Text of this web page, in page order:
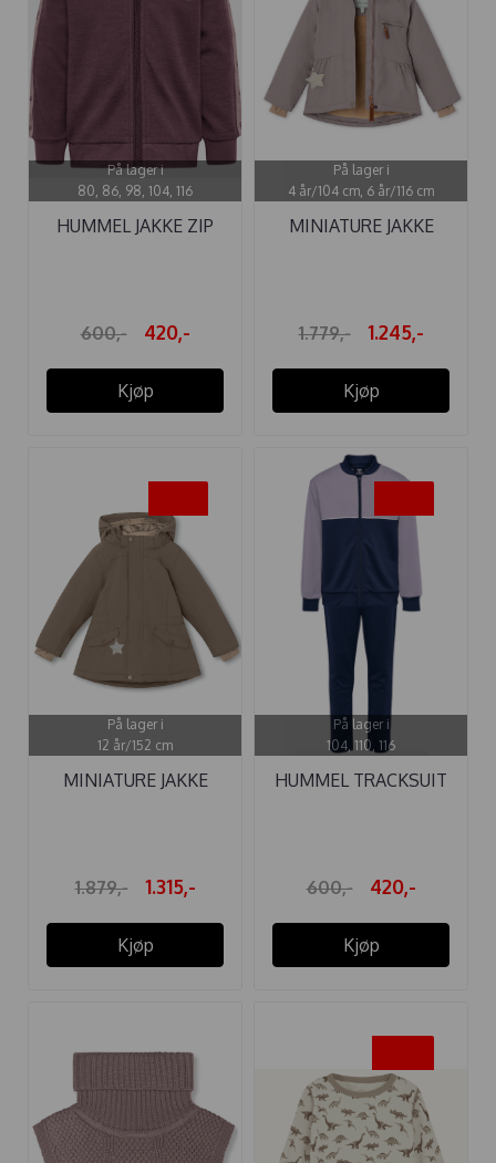
På lager i
80, 86, 98, 104, 116
HUMMEL JAKKE ZIP
600,- 420,-
Kjøp
På lager i
4 år/104 cm, 6 år/116 cm
MINIATURE JAKKE
1.779,- 1.245,-
Kjøp
På lager i
12 år/152 cm
MINIATURE JAKKE
1.879,- 1.315,-
Kjøp
På lager i
104, 110, 116
HUMMEL TRACKSUIT
600,- 420,-
Kjøp